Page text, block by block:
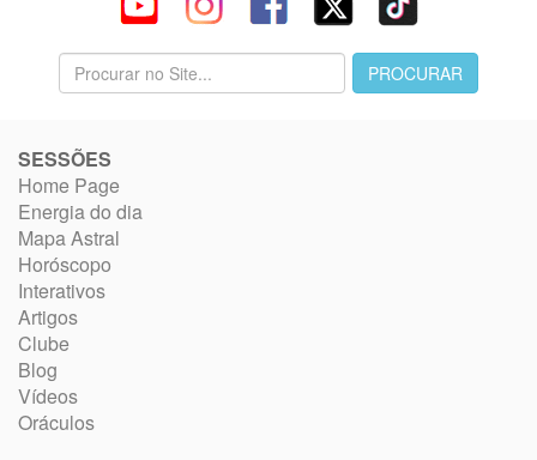
SESSÕES
Home Page
Energia do dia
Mapa Astral
Horóscopo
Interativos
Artigos
Clube
Blog
Vídeos
Oráculos